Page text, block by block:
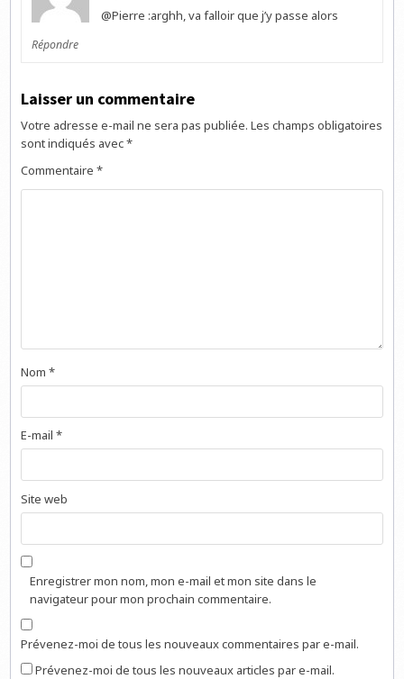
@Pierre :arghh, va falloir que j’y passe alors
Répondre
Laisser un commentaire
Votre adresse e-mail ne sera pas publiée. Les champs obligatoires
sont indiqués avec*
Commentaire*
Nom*
E-mail*
Site web
Enregistrer mon nom, mon e-mail et mon site dans le
navigateur pour mon prochain commentaire.
Prévenez-moi de tous les nouveaux commentaires par e-mail.
Prévenez-moi de tous les nouveaux articles par e-mail.